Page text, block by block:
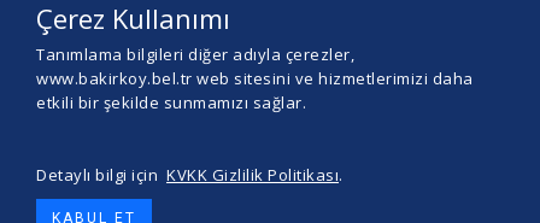
© 2026 BAKIRKÖY BELEDİYESİ -
Çerez Kullanımı
Tanımlama bilgileri diğer adıyla çerezler,
www.bakirkoy.bel.tr web sitesini ve hizmetlerimizi daha
etkili bir şekilde sunmamızı sağlar.
Detaylı bilgi için KVKK Gizlilik Politikası.
KABUL ET